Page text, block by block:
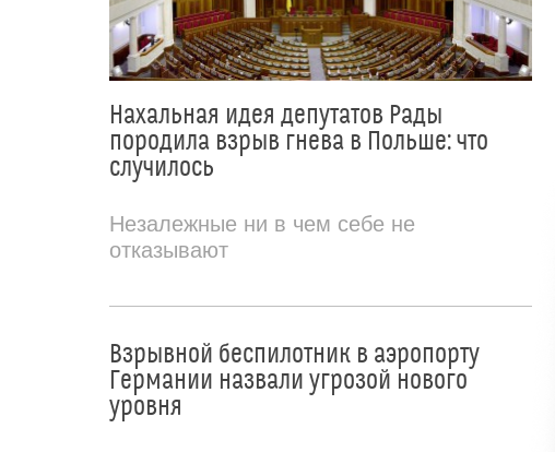
Нахальная идея депутатов Рады
породила взрыв гнева в Польше: что
случилось
Незалежные ни в чем себе не
отказывают
Взрывной беспилотник в аэропорту
Германии назвали угрозой нового
уровня